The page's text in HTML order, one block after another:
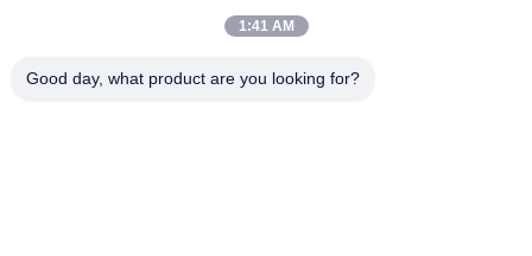
Πάχος 0.5mm ASTM A240 AISI 430 Λωρίδα από ανοξείδωτο
1:41 AM
Good day, what product are you looking for?